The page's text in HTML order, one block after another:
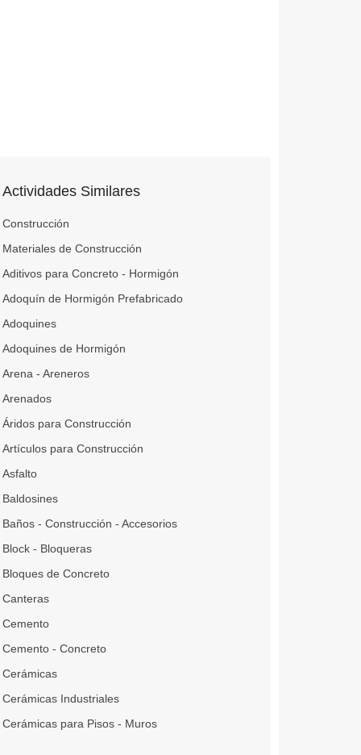
Actividades Similares
Construcción
Materiales de Construcción
Aditivos para Concreto - Hormigón
Adoquín de Hormigón Prefabricado
Adoquines
Adoquines de Hormigón
Arena - Areneros
Arenados
Áridos para Construcción
Artículos para Construcción
Asfalto
Baldosines
Baños - Construcción - Accesorios
Block - Bloqueras
Bloques de Concreto
Canteras
Cemento
Cemento - Concreto
Cerámicas
Cerámicas Industriales
Cerámicas para Pisos - Muros